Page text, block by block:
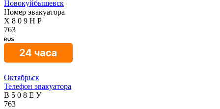
Новокуйбышевск
Номер эвакуатора
Х 8 0 9 Н Р
763
Октябрьск
Телефон эвакуатора
В 5 0 8 Е У
763